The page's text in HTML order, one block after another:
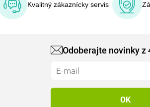
Kvalitný zákaznícky servis
Odoberajte novinky z